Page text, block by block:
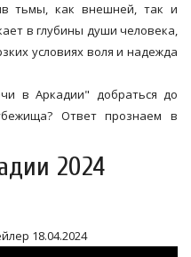
тьмы, как внешней, так и
в глубины души человека,
условиях воля и надежда
в Аркадии" добраться до
Ответ прознаем в
2024
18.04.2024